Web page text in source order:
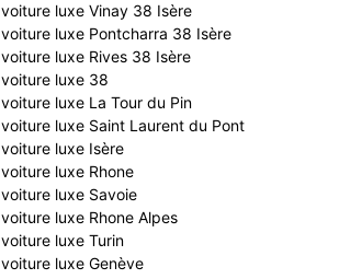
luxe Vinay 38 Isère
luxe Pontcharra 38 Isère
luxe Rives 38 Isère
luxe 38
luxe La Tour du Pin
luxe Saint Laurent du Pont
luxe Isère
luxe Rhone
luxe Savoie
luxe Rhone Alpes
luxe Turin
luxe Genève